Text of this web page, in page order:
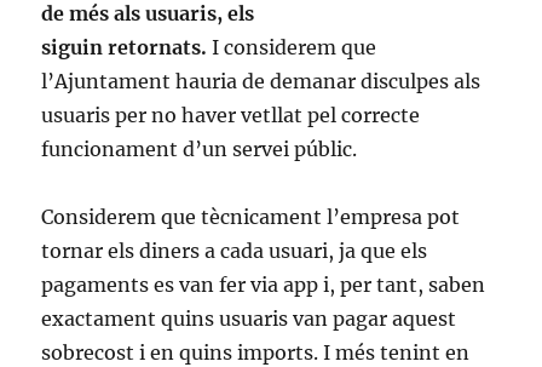
de més als usuaris, els
siguin retornats. I considerem que
l’Ajuntament hauria de demanar disculpes als
usuaris per no haver vetllat pel correcte
funcionament d’un servei públic.
Considerem que tècnicament l’empresa pot
tornar els diners a cada usuari, ja que els
pagaments es van fer via app i, per tant, saben
exactament quins usuaris van pagar aquest
sobrecost i en quins imports. I més tenint en